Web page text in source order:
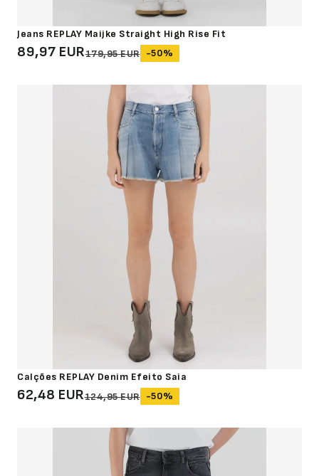
Jeans REPLAY Maijke Straight High Rise Fit
89,97 EUR179,95 EUR -50%
Calções REPLAY Denim Efeito Saia
62,48 EUR124,95 EUR -50%